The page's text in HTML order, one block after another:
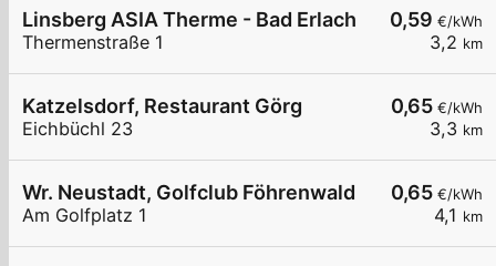
0,59 €/kWh
3,2 km
Linsberg ASIA Therme - Bad Erlach
Thermenstraße 1
0,65 €/kWh
3,3 km
Katzelsdorf, Restaurant Görg
Eichbüchl 23
0,65 €/kWh
4,1 km
Wr. Neustadt, Golfclub Föhrenwald
Am Golfplatz 1